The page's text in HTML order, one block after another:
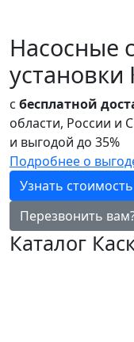
Насосные
установки
с бесплатной
области, России и
и выгодой до 35%
Подробнее о
Узнать стоимость
Перезвонить
Каталог